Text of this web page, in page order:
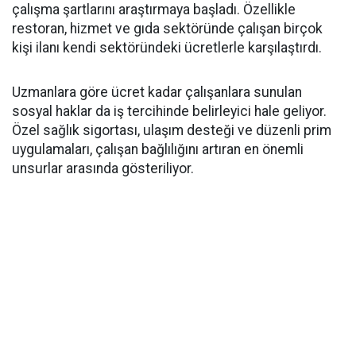
çalışma şartlarını araştırmaya başladı. Özellikle
restoran, hizmet ve gıda sektöründe çalışan birçok
kişi ilanı kendi sektöründeki ücretlerle karşılaştırdı.
Uzmanlara göre ücret kadar çalışanlara sunulan
sosyal haklar da iş tercihinde belirleyici hale geliyor.
Özel sağlık sigortası, ulaşım desteği ve düzenli prim
uygulamaları, çalışan bağlılığını artıran en önemli
unsurlar arasında gösteriliyor.